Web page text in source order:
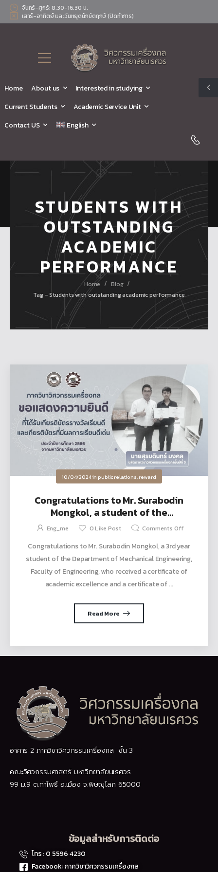
จันทร์-ศุกร์: 8.30-16.30 น.
เสาร์-อาทิตย์ และวันหยุดนักขัตฤกษ์ (ปิดทำการ)
Home About us
Interested in studying
Current Students
Academic Service Unit
Contact US
English
STUDENTS WITH
OUTSTANDING
ACADEMIC
PERFORMANCE
Home / Blog /
Tag - Students with outstanding academic performance
10/04/2024inpublic relations,reward
Congratulations to Mr. Surabodin
Mongkol, a student of the
Department of Mechanical
certificate of academic excellence
and a certificate of outstanding
student achievement for the
academic year 2023.
Eng_me 0Like Post Comments Off
Congratulations to Mr. Surabodin Mongkol, a 3rd year
student of the Department of Mechanical Engineering,
Faculty of Engineering, who received a certificate of
academic excellence and a certificate of ...
Read More
อาคาร 2 ภาควิชาวิศวกรรมเครื่องกล ชั้น 3
คณะวิศวกรรมศาสตร์ มหาวิทยาลัยนเรศวร
99 ม.9 ต.ท่าโพธิ์ อ.เมือง จ.พิษณุโลก 65000
ข้อมูลสำหรับการติดต่อ
โทร : 0 5596 4230
Facebook: ภาควิชาวิศวกรรมเครื่องกล